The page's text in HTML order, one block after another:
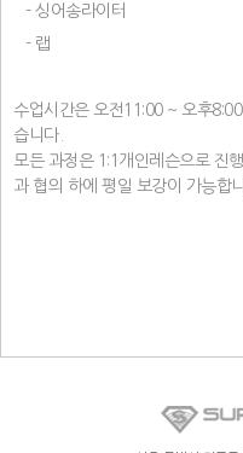
- 싱어송라이터
- 랩
수업시간은 오전11:00 ~ 오후
습니다.
모든 과정은 1:1개인레슨으로 진
과 협의 하에 평일 보강이 가능합